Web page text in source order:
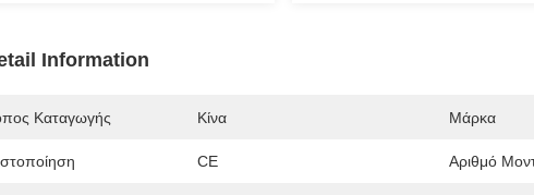
Information
Καταγωγής Κίνα Μάρκα
CE Αριθμό